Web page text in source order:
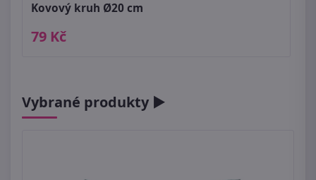
Kovový kruh Ø20 cm
79 Kč
Vybrané produkty ►